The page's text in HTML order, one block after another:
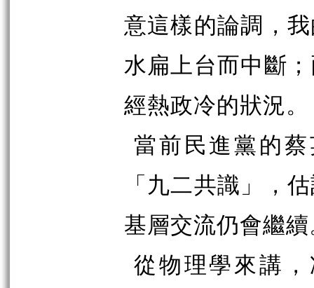
意這樣的論調，
水扁上台而中斷
經熱政冷的狀況。
當前民進黨的
「九二共識」，
基層交流仍會繼
從物理學來講